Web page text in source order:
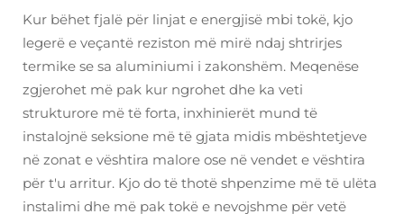
Kur bëhet fjalë për linjat e energjisë mbi tokë, kjo
legerë e veçantë reziston më mirë ndaj shtrirjes
termike se sa aluminiumi i zakonshëm. Meqenëse
zgjerohet më pak kur ngrohet dhe ka veti
strukturore më të forta, inxhinierët mund të
instalojnë seksione më të gjata midis mbështetjeve
në zonat e vështira malore ose në vendet e vështira
për t'u arritur. Kjo do të thotë shpenzime më të ulëta
instalimi dhe më pak tokë e nevojshme për vetë